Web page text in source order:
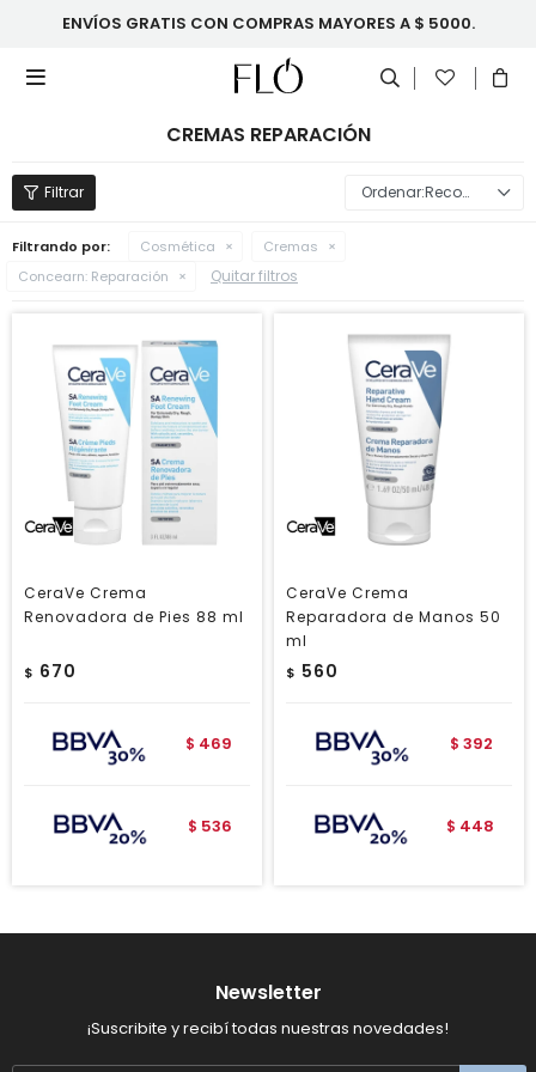
ENVÍOS GRATIS CON COMPRAS MAYORES A $ 5000.

CREMAS REPARACIÓN
Recomendados
Filtrando por: Cosmética
Cremas
Concearn: Reparación Quitar filtros
CeraVe Crema
Renovadora de Pies 88 ml
$ 670
$ 469
$ 536
CeraVe Crema
Reparadora de Manos 50
ml
$ 560
$ 392
$ 448
Newsletter
¡Suscribite y recibí todas nuestras novedades!